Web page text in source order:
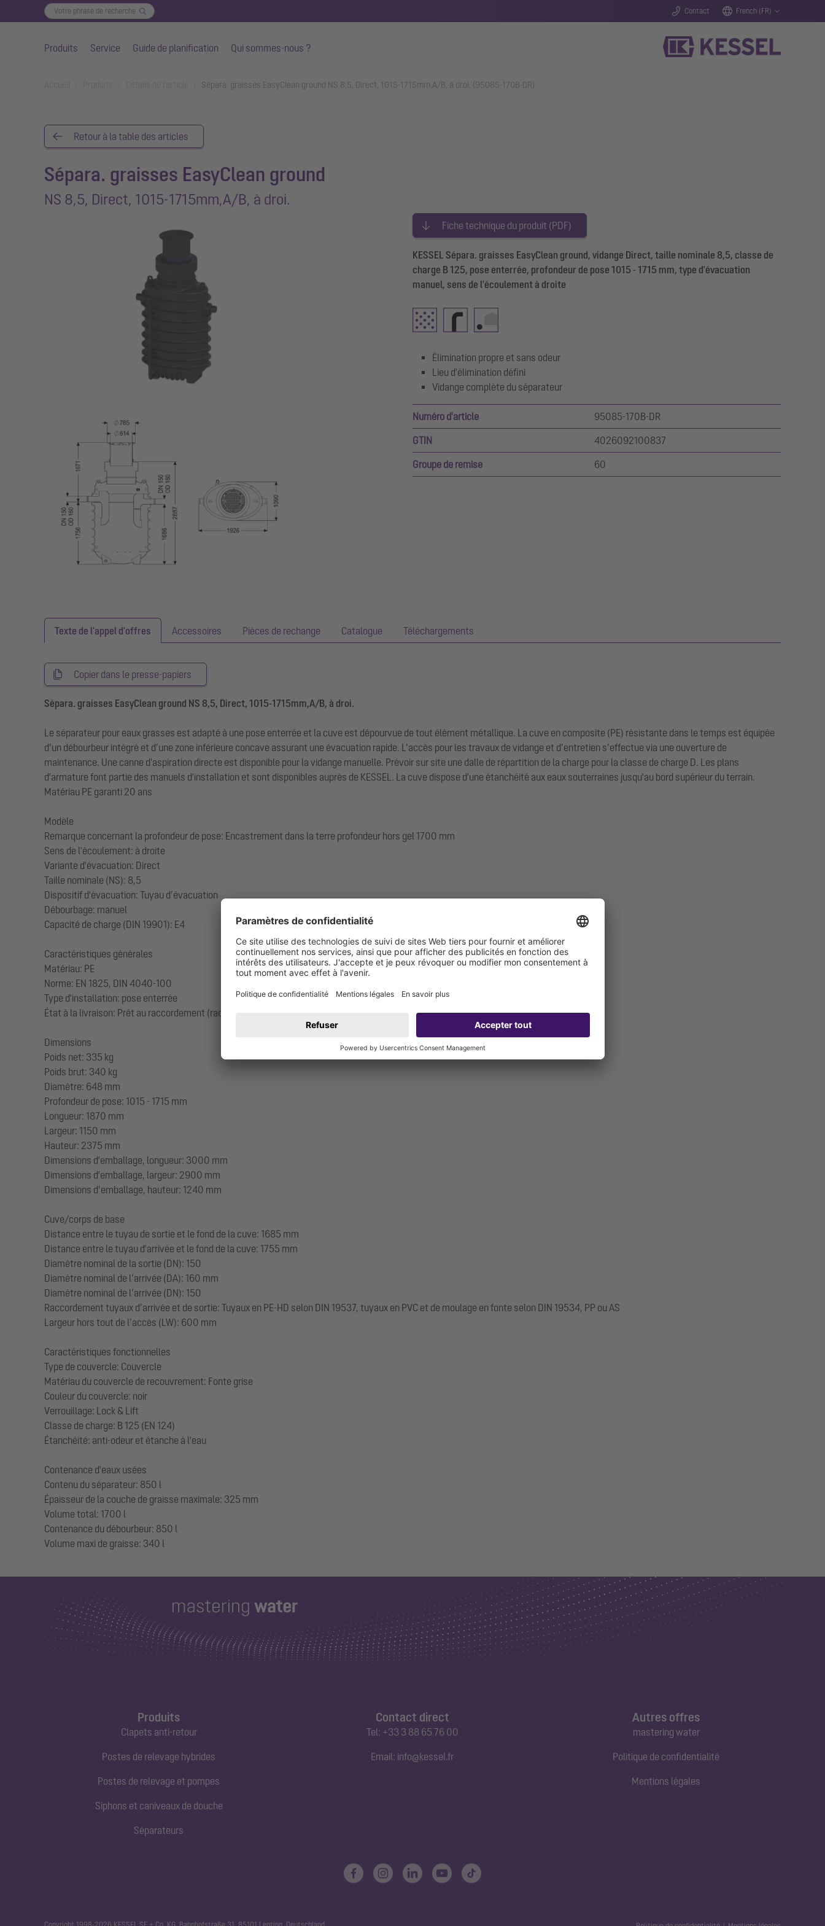
Contact French (FR)
Produits Service Guide de planification Qui sommes-nous ?
Sépara. graisses EasyClean ground NS 8,5, Direct, 1015-1715mm,A/B, à droi. (95085-170B-DR)
Retour à la table des articles
Sépara. graisses EasyClean ground
NS 8,5, Direct, 1015-1715mm,A/B, à droi.
Fiche technique du produit (PDF)
KESSEL Sépara. graisses EasyClean ground, vidange Direct, taille nominale 8,5, classe de
charge B 125, pose enterrée, profondeur de pose 1015 - 1715 mm, type d'évacuation
manuel, sens de l'écoulement à droite
Élimination propre et sans odeur
Lieu d'élimination défini
Vidange complète du séparateur
Numéro d'article 95085-170B-DR
GTIN 4026092100837
Groupe de remise 60
Texte de l'appel d'offres Accessoires Pièces de rechange Catalogue Téléchargements
Copier dans le presse-papiers
Sépara. graisses EasyClean ground NS 8,5, Direct, 1015-1715mm,A/B, à droi.
Le séparateur pour eaux grasses est adapté à une pose enterrée et la cuve est dépourvue de tout élément métallique. La cuve en composite (PE) résistante dans le temps est équipée
d’un débourbeur intégré et d’une zone inférieure concave assurant une évacuation rapide. L’accès pour les travaux de vidange et d’entretien s’effectue via une ouverture de
maintenance. Une canne d'aspiration directe est disponible pour la vidange manuelle. Prévoir sur site une dalle de répartition de la charge pour la classe de charge D. Les plans
d'armature font partie des manuels d'installation et sont disponibles auprès de KESSEL. La cuve dispose d'une étanchéité aux eaux souterraines jusqu'au bord supérieur du terrain.
Matériau PE garanti 20 ans
Modèle
Remarque concernant la profondeur de pose: Encastrement dans la terre profondeur hors gel 1700 mm
Sens de l'écoulement: à droite
Variante d'évacuation: Direct
Taille nominale (NS): 8,5
Dispositif d'évacuation: Tuyau d’évacuation
Débourbage: manuel
Capacité de charge (DIN 19901): E4
Caractéristiques générales
Matériau: PE
Norme: EN 1825, DIN 4040-100
Type d'installation: pose enterrée
État à la livraison: Prêt au raccordement (raccordement des pièces de jonction à prévoir sur site)
Dimensions
Poids net: 335 kg
Poids brut: 340 kg
Diamètre: 648 mm
Profondeur de pose: 1015 - 1715 mm
Longueur: 1870 mm
Largeur: 1150 mm
Hauteur: 2375 mm
Dimensions d'emballage, longueur: 3000 mm
Dimensions d'emballage, largeur: 2900 mm
Dimensions d’emballage, hauteur: 1240 mm
Cuve/corps de base
Distance entre le tuyau de sortie et le fond de la cuve: 1685 mm
Distance entre le tuyau d'arrivée et le fond de la cuve: 1755 mm
Diamètre nominal de la sortie (DN): 150
Diamètre nominal de l’arrivée (DA): 160 mm
Diamètre nominal de l’arrivée (DN): 150
Raccordement tuyaux d’arrivée et de sortie: Tuyaux en PE-HD selon DIN 19537, tuyaux en PVC et de moulage en fonte selon DIN 19534, PP ou AS
Largeur hors tout de l’accès (LW): 600 mm
Caractéristiques fonctionnelles
Type de couvercle: Couvercle
Matériau du couvercle de recouvrement: Fonte grise
Couleur du couvercle: noir
Verrouillage: Lock & Lift
Classe de charge: B 125 (EN 124)
Étanchéité: anti-odeur et étanche à l'eau
Contenance d'eaux usées
Contenu du séparateur: 850 l
Épaisseur de la couche de graisse maximale: 325 mm
Volume total: 1700 l
Contenance du débourbeur: 850 l
Produits
Clapets anti-retour
Postes de relevage hybrides
Postes de relevage et pompes
Siphons et caniveaux de douche
Séparateurs
Contact direct
Tel: +33 3 88 65 76 00
Email: info@kessel.fr
Autres offres
mastering water
Politique de confidentialité
Mentions légales